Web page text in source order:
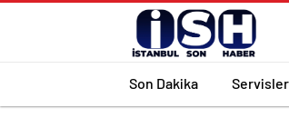
Son Dakika Servisler